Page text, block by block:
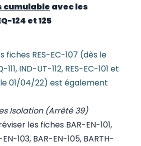
cumulable avec les
124 et 125
fiches RES-EC-107 (dès le
IND-UT-112, RES-EC-101 et
le 01/04/22) est également
Isolation (Arrêté 39)
les fiches BAR-EN-101,
103, BAR-EN-105, BARTH-